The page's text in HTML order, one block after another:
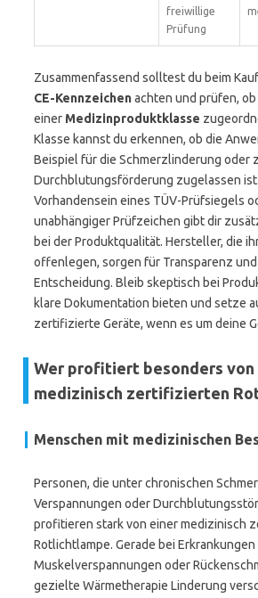
freiwillige
Prüfung
Zusammenfassend solltest du beim
CE-Kennzeichenachten und prüfen,
einer Medizinproduktklasse
Klasse kannst du erkennen, ob die
Beispiel für die Schmerzlinderung oder
Durchblutungsförderung zugelassen
Vorhandensein eines TÜV-Prüfsiegels
unabhängiger Prüfzeichen gibt dir
bei der Produktqualität. Hersteller, die
offenlegen, sorgen für Transparenz
Entscheidung. Bleib skeptisch bei
klare Dokumentation bieten und setze
zertifizierte Geräte, wenn es um deine
Wer profitiert besonders von
medizinisch zertifizierten
Menschen mit medizinischen
Personen, die unter chronischen
Verspannungen oder
profitieren stark von einer medizinisch
Rotlichtlampe. Gerade bei
Muskelverspannungen oder
gezielte Wärmetherapie Linderung